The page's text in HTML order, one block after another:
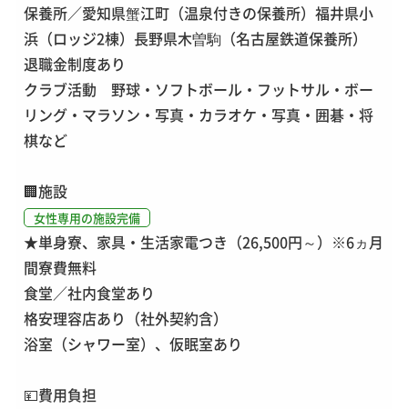
保養所／愛知県蟹江町（温泉付きの保養所）福井県小
浜（ロッジ2棟）長野県木曽駒（名古屋鉄道保養所）
退職金制度あり
クラブ活動 野球・ソフトボール・フットサル・ボー
リング・マラソン・写真・カラオケ・写真・囲碁・将
棋など
🏢施設
女性専用の施設完備
★単身寮、家具・生活家電つき（26,500円～）※6ヵ月
間寮費無料
食堂／社内食堂あり
格安理容店あり（社外契約含）
浴室（シャワー室）、仮眠室あり
💴費用負担